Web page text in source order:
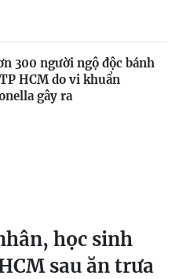
300 người ngộ độc bánh
HCM do vi khuẩn
gây ra
học sinh
sau ăn trưa